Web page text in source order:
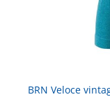
BRN Veloce